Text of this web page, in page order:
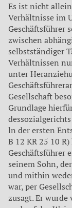
Es ist nicht
Verhältnisse im
Geschäftsführer
zwischen
selbst­ständiger
Verhältnissen
unter
Gesellschaft
Grundlage
ln der ersten
B 12 KR 25 10
Geschäftsführer
seinem Sohn,
und mithin
war, per
zusagt. Er